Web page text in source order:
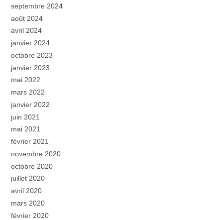
septembre 2024
août 2024
avril 2024
janvier 2024
octobre 2023
janvier 2023
mai 2022
mars 2022
janvier 2022
juin 2021
mai 2021
février 2021
novembre 2020
octobre 2020
juillet 2020
avril 2020
mars 2020
février 2020